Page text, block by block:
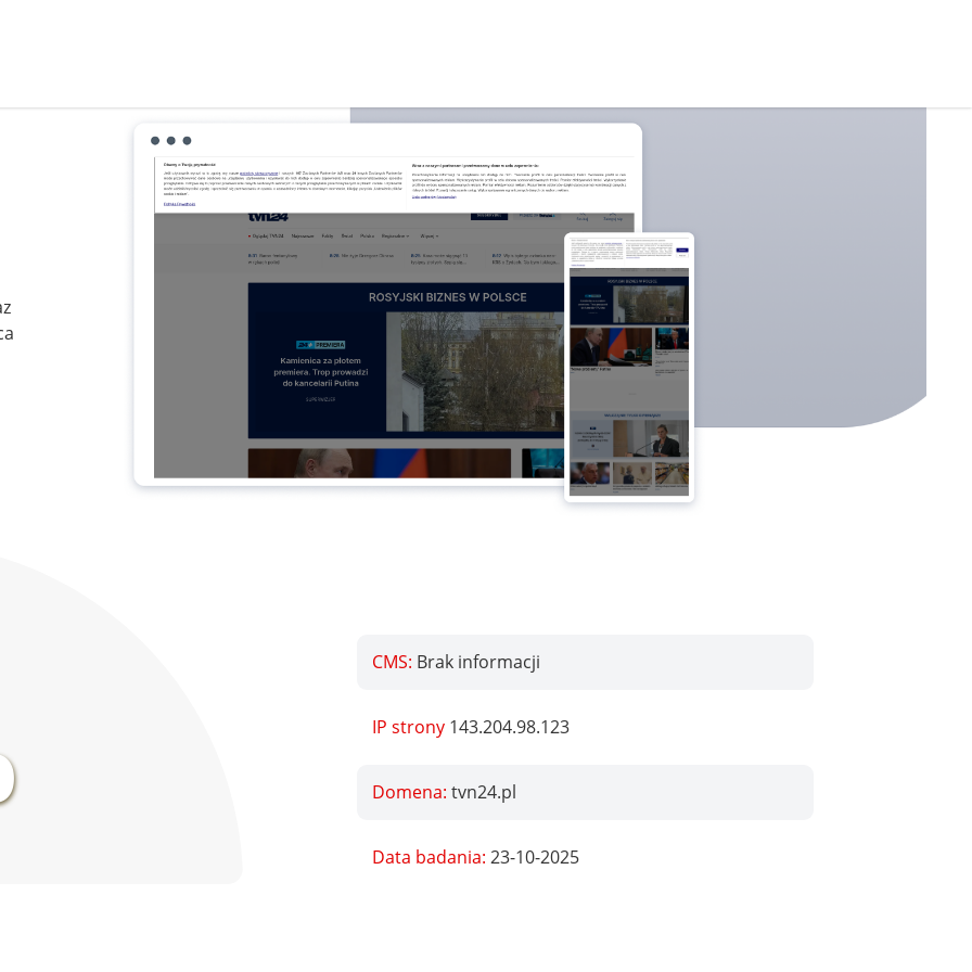
CMS: Brak informacji
IP strony 143.204.98.123
Domena: tvn24.pl
Data badania: 23-10-2025